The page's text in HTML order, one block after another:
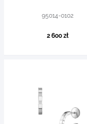
95014-0102
2 600 zł